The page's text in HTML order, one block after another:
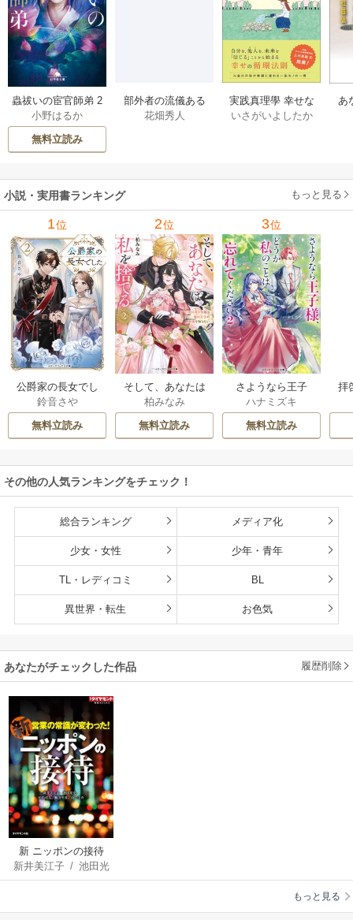
蟲祓いの宦官師弟 2
巻
小野はるか
無料立読み
部外者の流儀ある
日、三木たかしの5
したか 1巻
花畑秀人
実践真理學 幸せな
お金の使い方編 1巻
いさがいよしたか
あ
小説・実用書ランキング もっと見る
1位
公爵家の長女でし
た
鈴音さや
無料立読み
2位
そして、あなたは
私を捨てる
柏みなみ
無料立読み
3位
さようなら王子
様、どうか私のこ
とは忘れてくださ
い
ハナミズキ
無料立読み
拝
その他の人気ランキングをチェック！
総合ランキング メディア化
少女・女性 少年・青年
TL・レディコミ BL
異世界・転生 お色気
あなたがチェックした作品 履歴削除
新 ニッポンの接待
（週刊ダイヤモンド
特集BOOKS
新井美江子/ 池田光
史/田島靖久/柳澤
もっと見る